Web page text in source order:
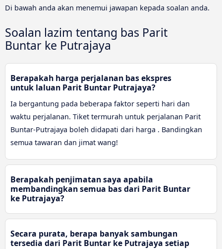
Di bawah anda akan menemui jawapan kepada soalan anda.
Soalan lazim tentang bas Parit
Buntar ke Putrajaya
Berapakah harga perjalanan bas ekspres
untuk laluan Parit Buntar Putrajaya?
Ia bergantung pada beberapa faktor seperti hari dan
waktu perjalanan. Tiket termurah untuk perjalanan Parit
Buntar-Putrajaya boleh didapati dari harga . Bandingkan
semua tawaran dan jimat wang!
Berapakah penjimatan saya apabila
membandingkan semua bas dari Parit Buntar
ke Putrajaya?
Secara purata, berapa banyak sambungan
tersedia dari Parit Buntar ke Putrajaya setiap